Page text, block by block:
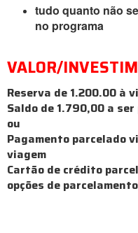
tudo quanto não
no programa
VALOR/
Reserva de 1.200.00 à
Saldo de 1.790,00 a
ou
Pagamento parcelado
viagem
Cartão de crédito
opções de